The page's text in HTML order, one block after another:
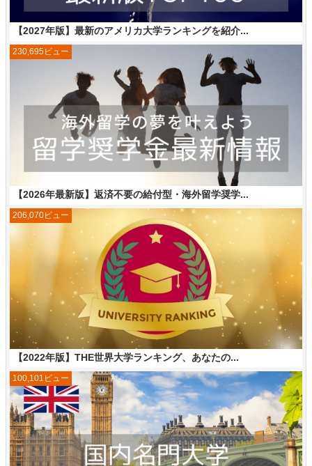
【2027年版】最新のアメリカ大学ランキングを紹介...
【2026年最新版】返済不要の給付型・海外留学奨学...
230,695ビュー
【2022年版】THE世界大学ランキング、あなたの...
206,070ビュー
100,101ビュー